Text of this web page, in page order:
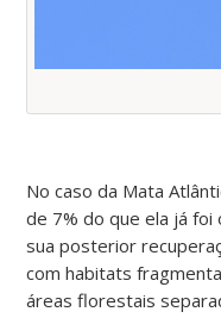
No caso da Mata
de 7% do que ela já foi
sua posterior
com habitats
áreas florestais